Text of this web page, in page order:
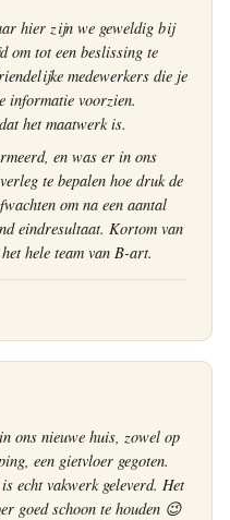
hier zijn we geweldig bij
om tot een beslissing te
medewerkers die je
informatie voorzien.
het maatwerk is.
en was er in ons
te bepalen hoe druk de
om na een aantal
eindresultaat. Kortom van
hele team van B-art.
ons nieuwe huis, zowel op
een gietvloer gegoten.
echt vakwerk geleverd. Het
goed schoon te houden 😉